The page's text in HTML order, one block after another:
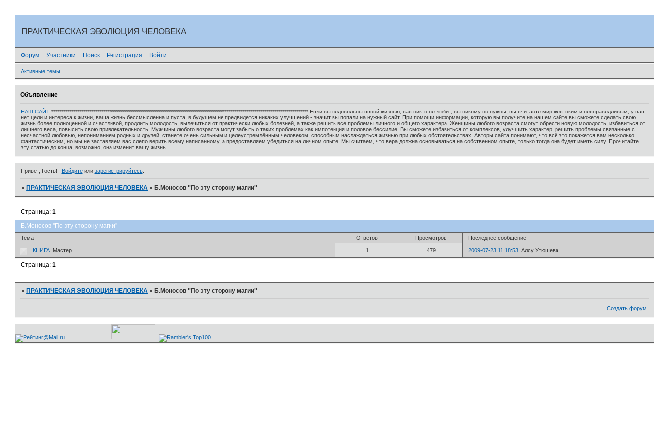
ПРАКТИЧЕСКАЯ ЭВОЛЮЦИЯ ЧЕЛОВЕКА
Форум Участники Поиск Регистрация Войти
Активные темы
Объявление
НАШ САЙТ ********************************************************************************************************************************* Если вы недовольны своей жизнью, вас никто не любит, вы никому не нужны, вы считаете мир жестоким и несправедливым, у вас
нет цели и интереса к жизни, ваша жизнь бессмысленна и пуста, в будущем не предвидется никаких улучшений - значит вы попали на нужный сайт. При помощи информации, которую вы получите на нашем сайте вы сможете сделать свою
жизнь более полноценной и счастливой, продлить молодость, вылечиться от практически любых болезней, а также решить все проблемы личного и общего характера. Женщины любого возраста смогут обрести новую молодость, избавиться от
лишнего веса, повысить свою привлекательность. Мужчины любого возраста могут забыть о таких проблемах как импотенция и половое бессилие. Вы сможете избавиться от комплексов, улучшить характер, решить проблемы связанные с
несчастной любовью, непониманием родных и друзей, станете очень сильным и целеустремлённым человеком, способным наслаждаться жизнью при любых обстоятельствах. Авторы сайта понимают, что всё это покажется вам несколько
фантастическим, но мы не заставляем вас слепо верить всему написанному, а предоставляем убедиться на личном опыте. Мы считаем, что вера должна основываться на собственном опыте, только тогда она будет иметь силу. Прочитайте
эту статью до конца, возможно, она изменит вашу жизнь.
Привет, Гость! Войдитеили зарегистрируйтесь.
» ПРАКТИЧЕСКАЯ ЭВОЛЮЦИЯ ЧЕЛОВЕКА » Б.Моносов ''По эту сторону магии''
Б.Моносов ''По эту сторону магии''
Страница:1
Тема Ответов Просмотров Последнее сообщение
КНИГА Мастер 1 479 2009-07-23 11:18:53 Алсу Утюшева
Страница:1
» ПРАКТИЧЕСКАЯ ЭВОЛЮЦИЯ ЧЕЛОВЕКА » Б.Моносов ''По эту сторону магии''
Создать форум